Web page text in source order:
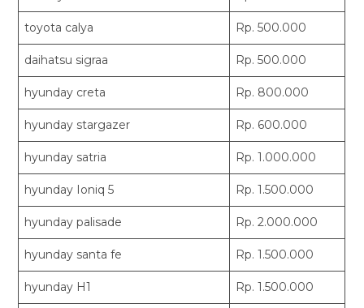
toyota calya Rp. 500.000
daihatsu sigraa Rp. 500.000
hyunday creta Rp. 800.000
hyunday stargazer Rp. 600.000
hyunday satria Rp. 1.000.000
hyunday Ioniq 5 Rp. 1.500.000
hyunday palisade Rp. 2.000.000
hyunday santa fe Rp. 1.500.000
hyunday H1 Rp. 1.500.000